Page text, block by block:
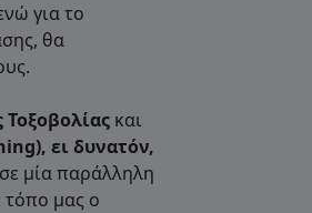
για το
θα
και
), ει δυνατόν,
σε μία παράλληλη
τόπο μας ο